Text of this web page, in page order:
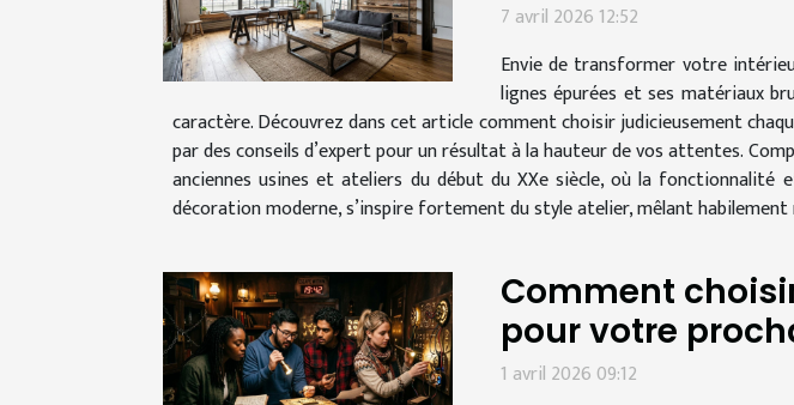
7 avril 2026 12:52
Envie de transformer votre
lignes épurées et ses matériaux
caractère. Découvrez dans cet article comment choisir judicieusement
par des conseils d’expert pour un résultat à la hauteur de vos attentes.
anciennes usines et ateliers du début du XXe siècle, où la
décoration moderne, s’inspire fortement du style atelier, mêlant habilement
Comment
pour votre
1 avril 2026 09:12